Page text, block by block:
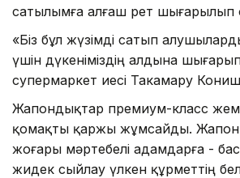
сатылымға алғаш рет шығарылып
«Біз бұл жүзімді сатып
үшін дүкеніміздің алдына
супермаркет иесі Такамару
Жапондықтар премиум-класс
қомақты қаржы жұмсайды. Жапон
жоғары мәртебелі адамдарға -
жидек сыйлау үлкен құрметтің